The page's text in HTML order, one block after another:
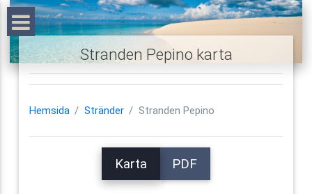
Stranden Pepino karta
Hemsida Stränder Stranden Pepino
Karta PDF